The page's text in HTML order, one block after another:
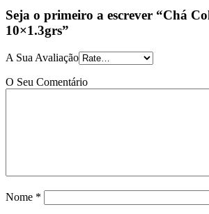
Seja o primeiro a escrever “Chá
10×1.3grs”
A Sua Avaliação
O Seu Comentário
Nome *